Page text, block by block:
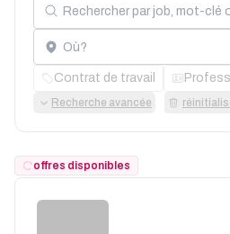
Localisation
Contrat de travail
Recherche avancée
offres disponibles